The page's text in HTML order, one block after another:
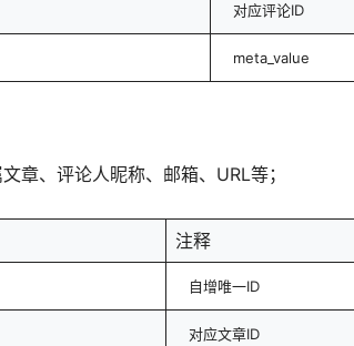
对应评论ID
meta_value
章、评论人昵称、邮箱、URL等；
注释
自增唯一ID
对应文章ID